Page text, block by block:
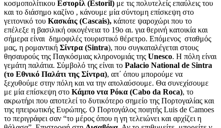
κοσμοπολίτικου Εστορίλ (Estoril) με τις πολυτελείς επαύλεις του
και το διάσημο καζίνο , κάνουμε μία σύντομη επίσκεψη στο
γειτονικό του Κασκάις (Cascais), κάποτε ψαροχώρι που το
επέλεξε η βασιλική οικογένεια το 19ο αι. για θερινή κατοικία και
σήμερα είναι δημοφιλές τουριστικό θέρετρο. Επόμενος σταθμός
μας, η ρομαντική Σίντρα (Sintra), που συγκαταλέγεται στους
θησαυρούς της Παγκόσμιας κληρονομιάς της Unesco. Η πόλη είναι
γεμάτη παλάτια. Σύμβολό της είναι το Palacio National de Sintra
(το Εθνικό Παλάτι της Σίντρα), απ΄ όπου μπορούμε να
ξεχυθούμε στην πόλη και να την απολαύσουμε. Θα συνεχίσουμε
με μία επίσκεψη στο Κάμπο ντα Ρόκα (Cabo da Roca), το
ακρωτήρι που αποτελεί το δυτικότερο σημείο της Πορτογαλίας και
της ηπειρωτικής Ευρώπης. Ο Πορτογάλος ποιητής Luis de Camoes
το περιγράφει σαν “το μέρος όπου η γη τελειώνει και αρχίζει η